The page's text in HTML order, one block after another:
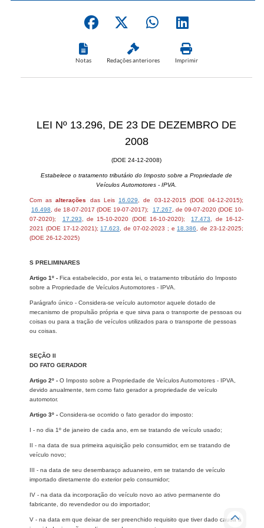
Notas Redações anteriores Imprimir
LEI Nº 13.296, DE 23 DE DEZEMBRO DE
2008
(DOE 24-12-2008)
Estabelece o tratamento tributário do Imposto sobre a Propriedade de
Veículos Automotores - IPVA.
Com asalterações das Leis 16.029
, de 03-12-2015 (DOE 04-12-2015);
16.498 , de 18-07-2017 (DOE 19-07-2017); 17.267 , de 09-07-2020 (DOE 10-
07-2020);
17.293 , de 15-10-2020 (DOE 16-10-2020); 17.473
, de 16-12-
2021 (DOE 17-12-2021); 17.623 , de 07-02-2023 ; e 18.386
, de 23-12-2025;
(DOE 26-12-2025​)
S PRELIMINARES
Artigo 1º - Fica estabelecido, por esta lei, o tratamento tributário do Imposto
sobre a Propriedade de Veículos Automotores - IPVA.
Parágrafo único - Considera-se veículo automotor aquele dotado de
mecanismo de propulsão própria e que sirva para o transporte de pessoas ou
coisas ou para a tração de veículos utilizados para o transporte de pessoas
ou coisas.
SEÇÃO II
DO FATO GERADOR
Artigo 2º - O Imposto sobre a Propriedade de Veículos Automotores - IPVA,
devido anualmente, tem como fato gerador a propriedade de veículo
automotor.
Artigo 3º - Considera-se ocorrido o fato gerador do imposto:
I - no dia 1º de janeiro de cada ano, em se tratando de veículo usado;
II - na data de sua primeira aquisição pelo consumidor, em se tratando de
veículo novo;
III - na data de seu desembaraço aduaneiro, em se tratando de veículo
importado diretamente do exterior pelo consumidor;
IV - na data da incorporação do veículo novo ao ativo permanente do
fabricante, do revendedor ou do importador;
V - na data em que deixar de ser preenchido requisito que tiver dado causa à